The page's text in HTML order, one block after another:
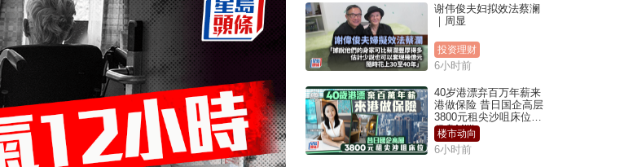
谢伟俊夫妇拟效法蔡澜
｜周显
投资理财
6小时前
40岁港漂弃百万年薪来
港做保险 昔日国企高层
3800元租尖沙咀床位｜
租盘Million
楼市动向
6小时前